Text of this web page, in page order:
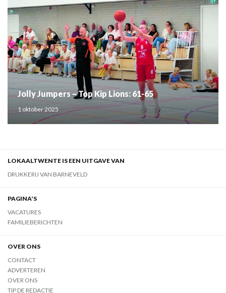
Jolly Jumpers – Top Kip Lions: 61-65
1 oktober 2025
LOKAALTWENTE IS EEN UITGAVE VAN
DRUKKERIJ VAN BARNEVELD
PAGINA'S
VACATURES
FAMILIEBERICHTEN
OVER ONS
CONTACT
ADVERTEREN
OVER ONS
TIP DE REDACTIE